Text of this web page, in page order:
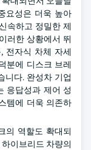
요성은 더욱 높아
속하고 정밀한 제
러한 상황에서 뛰
전자식 차체 자세
분에 디스크 브레
니다. 완성차 기업
응답성과 제어 성
템에 더욱 의존하
의 역할도 확대되
이브리드 차량의